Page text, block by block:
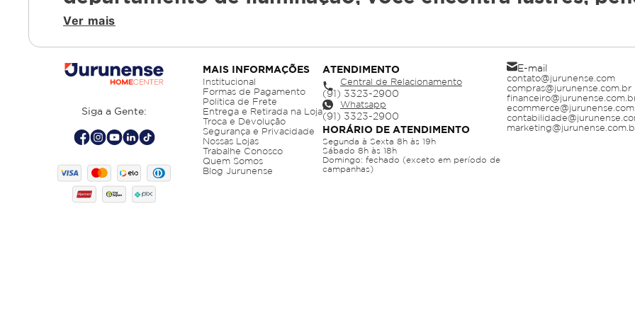
LED e luminárias que unem design, durabilidade e
Por que comprar no Jurunense.com?
Produtos de alta eficiência energética
Variedade de estilos: moderno, clássico e minimalista
Compra rápida pelo celular e entrega ágil em Belém, Ananindeua e cidades próximas
Produtos que valorizam sua decoração e trazem conforto
Renove a iluminação da sua casa em Belém agora e aproveite promoções exclusivas online.
Ver mais
Siga a Gente:
MAIS INFORMAÇÕES
Institucional
Formas de Pagamento
Política de Frete
Entrega e Retirada na Loja
Troca e Devolução
Segurança e Privacidade
Nossas Lojas
Trabalhe Conosco
Quem Somos
Blog Jurunense
ATENDIMENTO
Central de Relacionamento
Whatsapp
HORÁRIO DE ATENDIMENTO
Segunda à Sexta 8h às 19h
Sábado 8h às 18h
Domingo: fechado (exceto em período de
campanhas)
E-mail
contato@jurunense.com
compras@jurunense.com.br